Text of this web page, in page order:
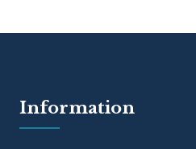
Information